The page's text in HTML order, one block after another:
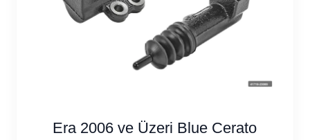
Era 2006 ve Üzeri Blue Cerato